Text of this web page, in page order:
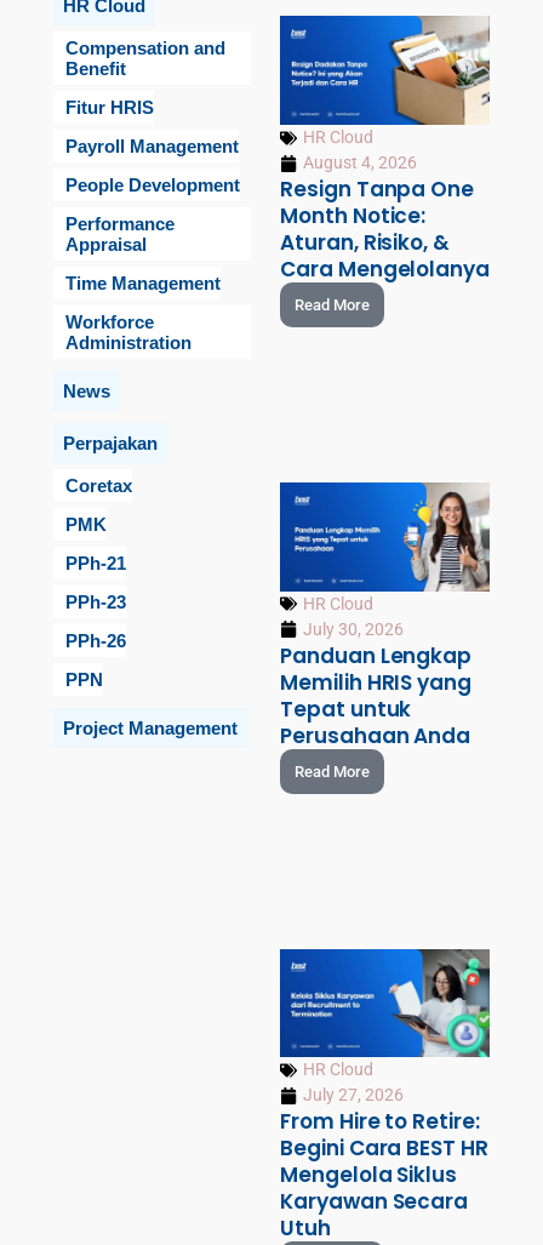
HR Cloud
Compensation and
Benefit
Fitur HRIS
Payroll Management
People Development
Performance
Appraisal
Time Management
Workforce
Administration
News
Perpajakan
Coretax
PMK
PPh-21
PPh-23
PPh-26
PPN
Project Management
HR Cloud
August 4, 2026
Resign Tanpa One
Month Notice:
Aturan, Risiko, &
Cara Mengelolanya
Read More
HR Cloud
July 30, 2026
Panduan Lengkap
Memilih HRIS yang
Tepat untuk
Perusahaan Anda
Read More
HR Cloud
July 27, 2026
From Hire to Retire:
Begini Cara BEST HR
Mengelola Siklus
Karyawan Secara
Utuh